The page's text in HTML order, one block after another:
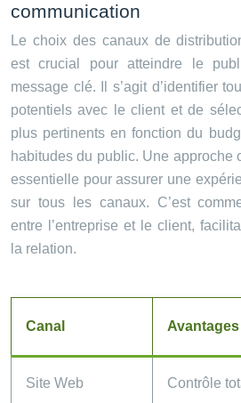
communication
Le choix des canaux de
est crucial pour atteindre le
message clé. Il s’agit d’identifier
potentiels avec le client et de
plus pertinents en fonction du
habitudes du public. Une approche
essentielle pour assurer une
sur tous les canaux. C’est
entre l’entreprise et le client,
la relation.
Canal Avantages
Site Web Contrôle